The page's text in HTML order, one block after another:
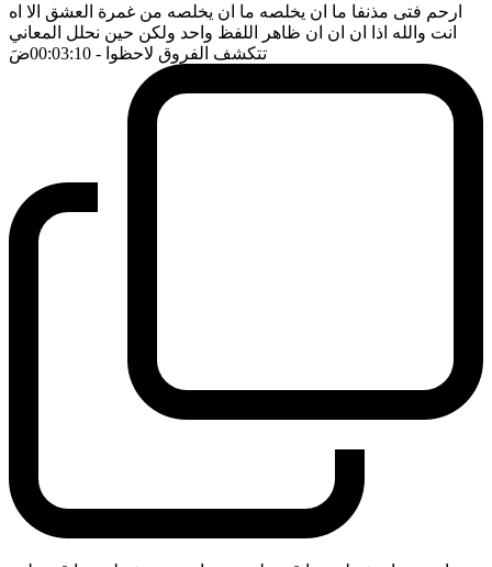
ارحم فتى مذنفا ما ان يخلصه ما ان يخلصه من غمرة العشق الا اه
انت والله اذا ان ان ان ظاهر اللفظ واحد ولكن حين نحلل المعاني
تتكشف الفروق لاحظوا - 00:03:10 ضَ